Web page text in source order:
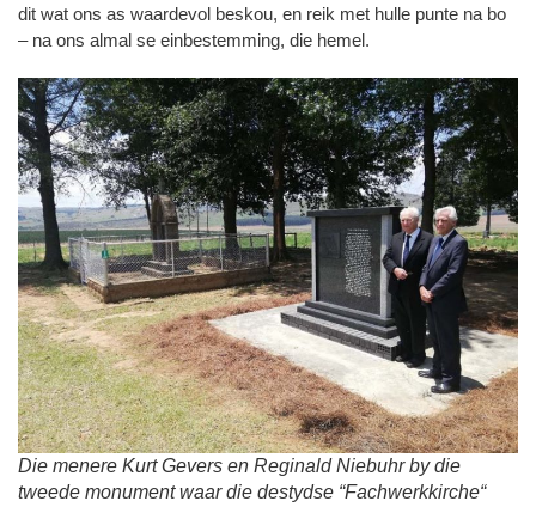
dit wat ons as waardevol beskou, en reik met hulle punte na bo
– na ons almal se einbestemming, die hemel.
Die menere Kurt Gevers en Reginald Niebuhr by die
tweede monument waar die destydse “Fachwerkkirche“